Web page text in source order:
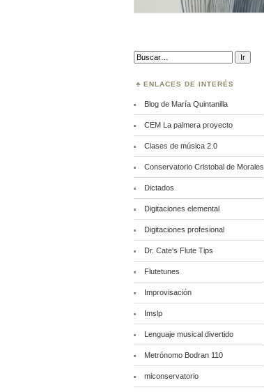
Buscar:
ENLACES DE INTERÉS
Blog de María Quintanilla
CEM La palmera proyecto
Clases de música 2.0
Conservatorio Cristobal de Morales
Dictados
Digitaciones elemental
Digitaciones profesional
Dr. Cate's Flute Tips
Flutetunes
Improvisación
Imslp
Lenguaje musical divertido
Metrónomo Bodran 110
miconservatorio